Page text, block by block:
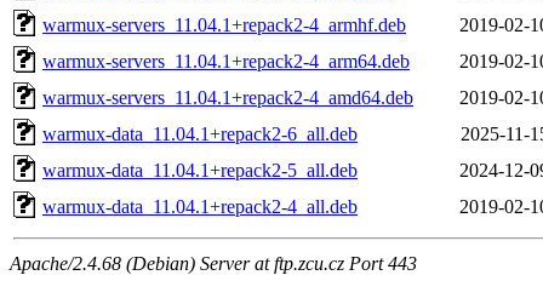
warmux-servers_11.04.1+repack2-4_armhf.deb
2019-02-
warmux-servers_11.04.1+repack2-4_arm64.deb
2019-02-
warmux-servers_11.04.1+repack2-4_amd64.deb
2019-02-
warmux-data_11.04.1+repack2-6_all.deb
2025-11-
warmux-data_11.04.1+repack2-5_all.deb
2024-12-
warmux-data_11.04.1+repack2-4_all.deb
2019-02-
Apache/2.4.68 (Debian) Server at ftp.zcu.cz Port 443